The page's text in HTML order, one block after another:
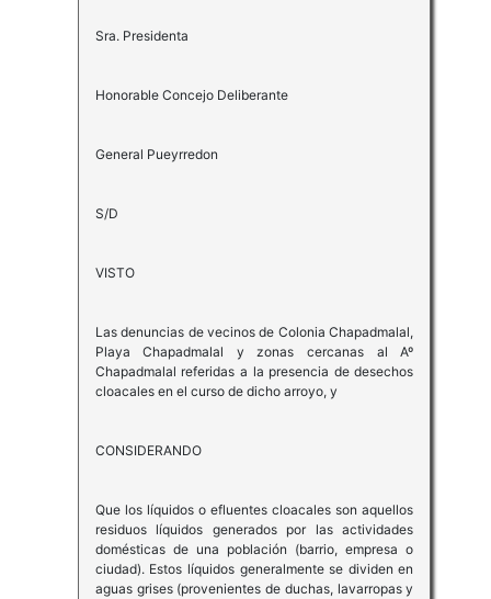
Sra. Presidenta
Honorable Concejo Deliberante
General Pueyrredon
S/D
VISTO
Las denuncias de vecinos de Colonia Chapadmalal,
Playa Chapadmalal y zonas cercanas al Aº
Chapadmalal referidas a la presencia de desechos
cloacales en el curso de dicho arroyo, y
CONSIDERANDO
Que los líquidos o efluentes cloacales son aquellos
residuos líquidos generados por las actividades
domésticas de una población (barrio, empresa o
ciudad). Estos líquidos generalmente se dividen en
aguas grises (provenientes de duchas, lavarropas y